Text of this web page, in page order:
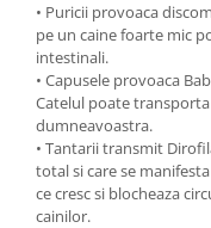
• Puricii provoaca
pe un caine foarte mic
intestinali.
• Capusele provoaca
Catelul poate
dumneavoastra.
• Tantarii transmit
total si care se
ce cresc si blocheaza
cainilor.